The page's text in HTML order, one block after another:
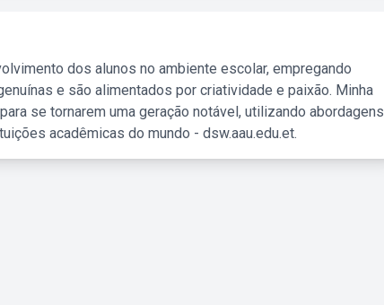
dos alunos no ambiente escolar, empregando
e são alimentados por criatividade e paixão. Minha
se tornarem uma geração notável, utilizando abordagens
acadêmicas do mundo - dsw.aau.edu.et.